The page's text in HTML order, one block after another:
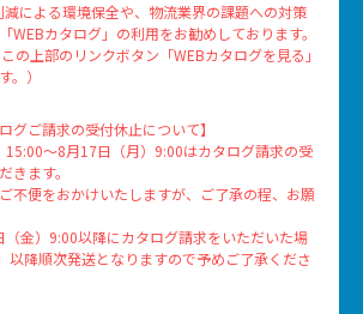
による環境保全や、物流業界の課題への対策
WEBカタログ」の利用をお勧めしております。
の上部のリンクボタン「WEBカタログを見る」
。）
グご請求の受付休止について】
～8月17日（月）9:00はカタログ請求の受
きます。
不便をおかけいたしますが、ご了承の程、お願
金）9:00以降にカタログ請求をいただいた場
以降順次発送となりますので予めご了承くださ